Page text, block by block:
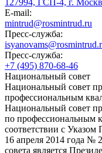
127994, ГСП-4, г.
E-mail:
mintrud@rosmintrud.ru
Пресс-служба:
Пресс-служба:
+7 (495) 870-68-46
Национальный совет
Национальный совет
профессиональным
Национальный совет
по профессиональным
соответствии с
16 апреля 2014 года №
совета является